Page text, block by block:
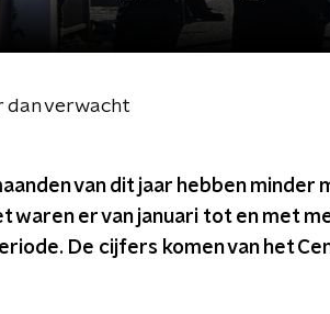
dan verwacht
van dit jaar hebben minder
waren er van januari tot en met
De cijfers komen van het